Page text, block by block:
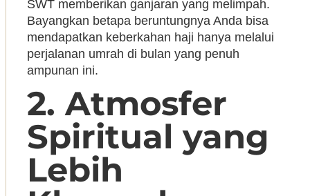
SWT memberikan ganjaran yang melimpah.
Bayangkan betapa beruntungnya Anda bisa
mendapatkan keberkahan haji hanya melalui
perjalanan umrah di bulan yang penuh
ampunan ini.
2. Atmosfer
Spiritual yang
Lebih